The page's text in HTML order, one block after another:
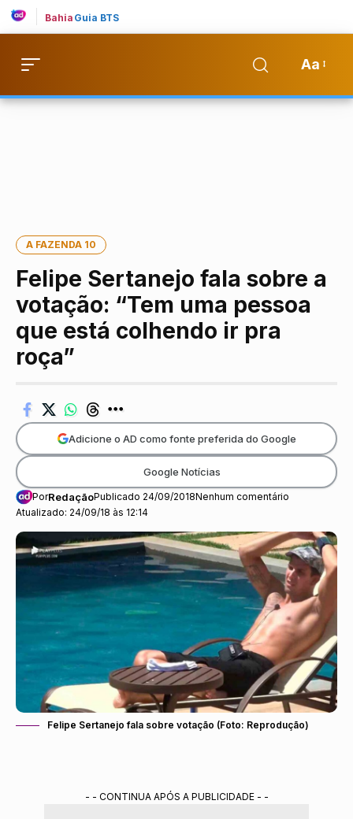
Bahia Guia BTS
Aa
A FAZENDA 10
Felipe Sertanejo fala sobre a
votação: “Tem uma pessoa
que está colhendo ir pra
roça”
Atualizado: 24/09/18 às 12:14
PorRedaçãoPublicado 24/09/2018Nenhum comentário
Adicione o AD como fonte preferida do Google
Google Notícias
Felipe Sertanejo fala sobre votação (Foto: Reprodução)
- - CONTINUA APÓS A PUBLICIDADE - -